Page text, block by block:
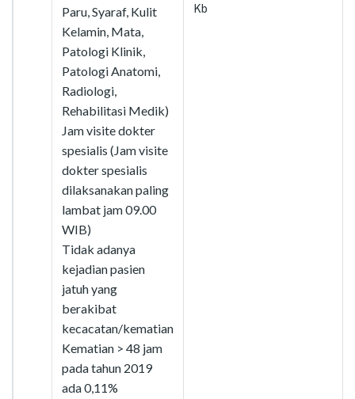
Paru, Syaraf, Kulit
Kelamin, Mata,
Patologi Klinik,
Patologi Anatomi,
Radiologi,
Rehabilitasi Medik)
Jam visite dokter
spesialis (Jam visite
dokter spesialis
dilaksanakan paling
lambat jam 09.00
WIB)
Tidak adanya
kejadian pasien
jatuh yang
berakibat
kecacatan/kematian
Kematian > 48 jam
pada tahun 2019
ada 0,11%
Kb